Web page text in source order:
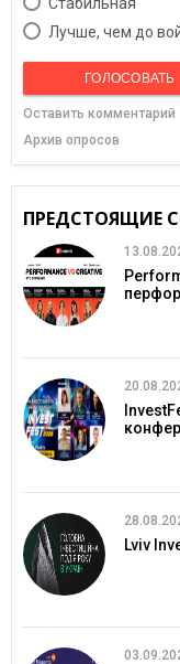
Лучше, чем до
ГОЛОСОВАТЬ
Оставить комментарий
Архив опросов
ПРЕДСТОЯЩИЕ
Lviv